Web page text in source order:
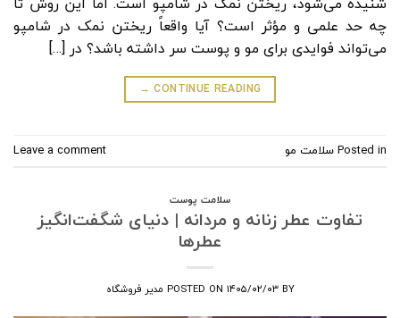
چه حد علمی و مؤثر است؟ آیا واقعاً ریختن نمک در شامپو
می‌تواند فوایدی برای مو و پوست سر داشته باشد؟ در […]
CONTINUE READING
→
Posted inسلامت مو Leave a comment
سلامت پوست
تفاوت عطر زنانه و مردانه | دنیای شگفت‌انگیز
عطرها
POSTED ON ۱۴۰۵/۰۲/۰۳BY مدیر فروشگاه